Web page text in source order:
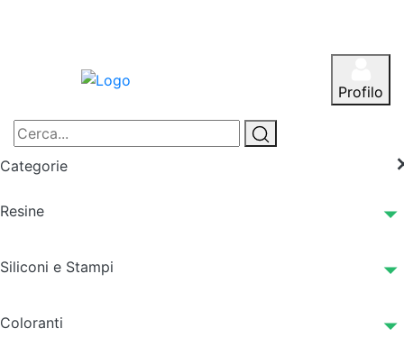
Profilo
Categorie
Resine
Siliconi e Stampi
Coloranti